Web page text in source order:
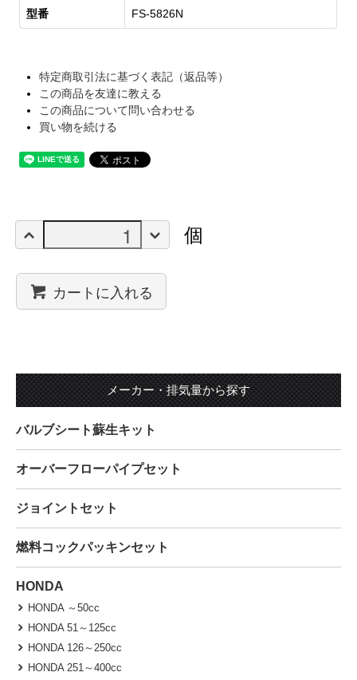
型番 FS-5826N
特定商取引法に基づく表記（返品等）
この商品を友達に教える
この商品について問い合わせる
買い物を続ける
個
カートに入れる
メーカー・排気量から探す
バルブシート蘇生キット
オーバーフローパイプセット
ジョイントセット
燃料コックパッキンセット
HONDA
HONDA ～50cc
HONDA 51～125cc
HONDA 126～250cc
HONDA 251～400cc